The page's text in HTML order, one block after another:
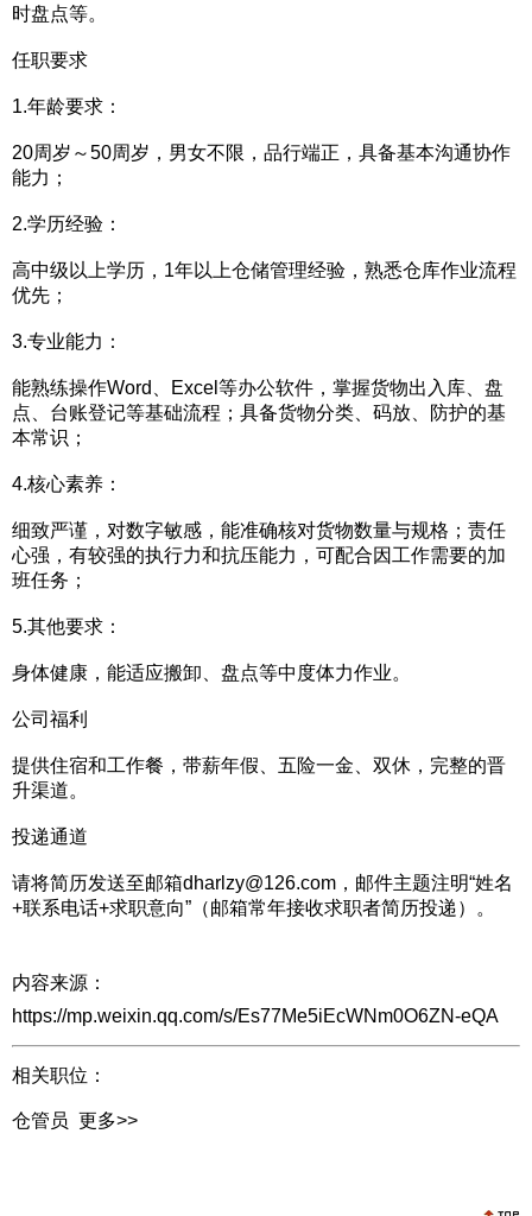
时盘点等。
任职要求
1.年龄要求：
20周岁～50周岁，男女不限，品行端正，具备基本沟通协作
能力；
2.学历经验：
高中级以上学历，1年以上仓储管理经验，熟悉仓库作业流程
优先；
3.专业能力：
能熟练操作Word、Excel等办公软件，掌握货物出入库、盘
点、台账登记等基础流程；具备货物分类、码放、防护的基
本常识；
4.核心素养：
细致严谨，对数字敏感，能准确核对货物数量与规格；责任
心强，有较强的执行力和抗压能力，可配合因工作需要的加
班任务；
5.其他要求：
身体健康，能适应搬卸、盘点等中度体力作业。
公司福利
提供住宿和工作餐，带薪年假、五险一金、双休，完整的晋
升渠道。
投递通道
请将简历发送至邮箱dharlzy@126.com，邮件主题注明“姓名
+联系电话+求职意向”（邮箱常年接收求职者简历投递）。
内容来源：
https://mp.weixin.qq.com/s/Es77Me5iEcWNm0O6ZN-eQA
相关职位：
仓管员 更多>>